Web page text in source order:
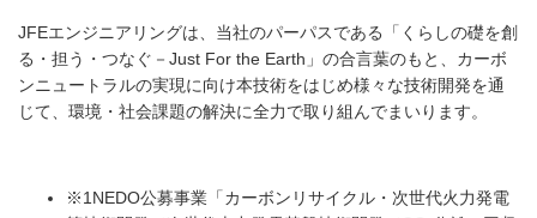
JFEエンジニアリングは、当社のパーパスである「くらしの礎を創
る・担う・つなぐ－Just For the Earth」の合言葉のもと、カーボ
ンニュートラルの実現に向け本技術をはじめ様々な技術開発を通
じて、環境・社会課題の解決に全力で取り組んでまいります。
※1 NEDO公募事業「カーボンリサイクル・次世代火力発電